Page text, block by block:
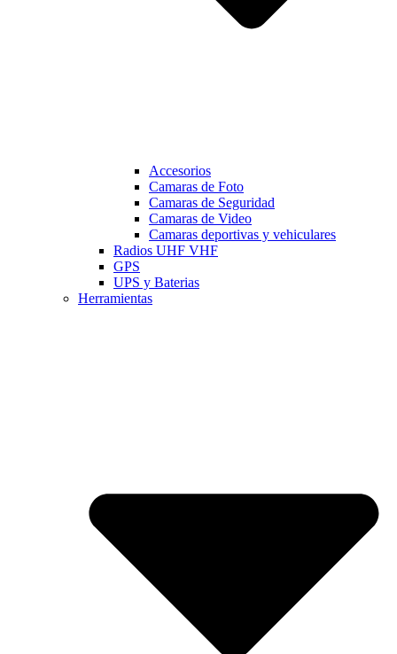
Accesorios
Camaras de Foto
Camaras de Seguridad
Camaras de Video
Camaras deportivas y vehiculares
Radios UHF VHF
GPS
UPS y Baterias
Herramientas